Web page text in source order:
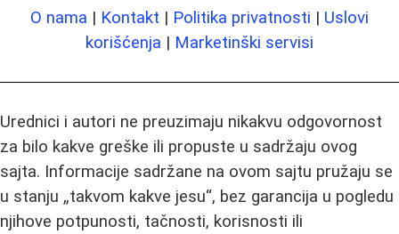
O nama | Kontakt | Politika privatnosti | Uslovi
korišćenja | Marketinški servisi
Urednici i autori ne preuzimaju nikakvu odgovornost
za bilo kakve greške ili propuste u sadržaju ovog
sajta. Informacije sadržane na ovom sajtu pružaju se
u stanju „takvom kakve jesu“, bez garancija u pogledu
njihove potpunosti, tačnosti, korisnosti ili